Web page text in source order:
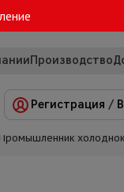
Производство
Регистрация /